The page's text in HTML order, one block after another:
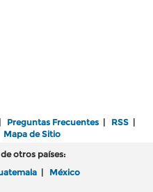
| Preguntas Frecuentes | RSS |
Mapa de Sitio
otros países:
| México